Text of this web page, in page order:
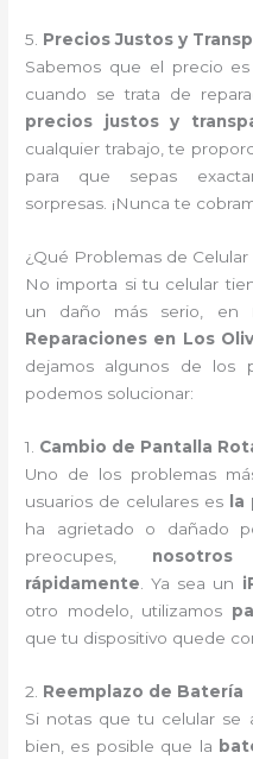
5. Precios Justos y
Sabemos que el precio
cuando se trata de
precios justos y
cualquier trabajo, te
para que sepas
sorpresas. ¡Nunca te
¿Qué Problemas de
No importa si tu celular
un daño más serio, en
Reparaciones en Los
dejamos algunos de los
podemos solucionar:
1. Cambio de Pantalla
Uno de los problemas
usuarios de celulares es
ha agrietado o dañado
preocupes, nosotros
rápidamente . Ya sea un
otro modelo, utilizamos
que tu dispositivo quede
2. Reemplazo de Batería
Si notas que tu celular se
bien, es posible que la